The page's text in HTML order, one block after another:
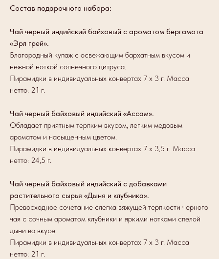
Состав подарочного набора:
Чай черный индийский байховый с ароматом бергамота
«Эрл грей».
Благородный купаж с освежающим бархатным вкусом и
нежной ноткой солнечного цитруса.
Пирамидки в индивидуальных конвертах 7 х 3 г. Масса
нетто: 21 г.
Чай черный байховый индийский «Ассам».
Обладает приятным терпким вкусом, легким медовым
ароматом и насыщенным цветом.
Пирамидки в индивидуальных конвертах 7 х 3,5 г. Масса
нетто: 24,5 г.
Чай черный байховый индийский с добавками
растительного сырья «Дыня и клубника».
Превосходное сочетание слегка вяжущей терпкости черного
чая с сочным ароматом клубники и яркими нотками спелой
дыни во вкусе.
Пирамидки в индивидуальных конвертах 7 х 3 г. Масса
нетто: 21 г.